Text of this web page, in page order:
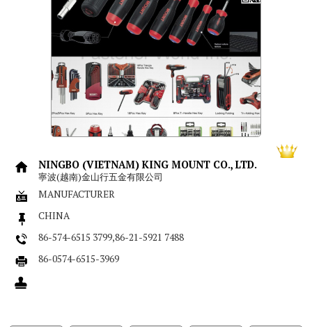
NINGBO (VIETNAM) KING MOUNT CO., LTD.
寧波(越南)金山行五金有限公司
MANUFACTURER
CHINA
86-574-6515 3799,86-21-5921 7488
86-0574-6515-3969